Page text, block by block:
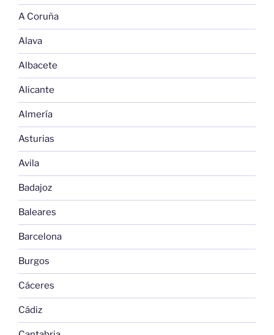
A Coruña
Alava
Albacete
Alicante
Almería
Asturias
Avila
Badajoz
Baleares
Barcelona
Burgos
Cáceres
Cádiz